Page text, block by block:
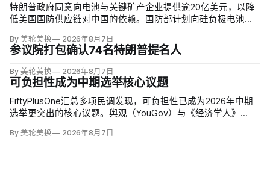
特朗普政府同意向电池与关键矿产企业提供逾20亿美元，以降
低美国国防供应链对中国的依赖。国防部计划向硅负极电池公
开采钪的日出能源金属公司（Sunrise Energy Metals）提供4亿
美元贷款，美…
By 美轮美换 2026年8月7日
参议院打包确认74名特朗普提名人
By 美轮美换 2026年8月7日
可负担性成为中期选举核心议题
FiftyPlusOne汇总多项民调发现，可负担性已成为2026年中期
选举更突出的核心议题。舆观（YouGov）与《经济学人》
题的美国人，从2024年10月的24%升至今年5月的30%，本周进
By 美轮美换 2026年8月7日